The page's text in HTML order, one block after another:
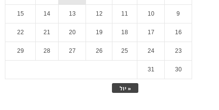
« יול
9
10
11
12
13
14
15
16
17
18
19
20
21
22
23
24
25
26
27
28
29
30
31